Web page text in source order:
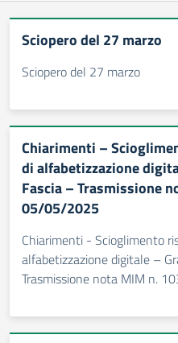
Sciopero del 27 marzo
Sciopero del 27 marzo
Chiarimenti –
di alfabetizzazione
Fascia – Trasmissione
05/05/2025
Chiarimenti - Scioglimento
alfabetizzazione digitale –
Trasmissione nota MIM n.